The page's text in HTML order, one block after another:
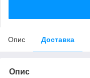
Опис Доставка
Опис